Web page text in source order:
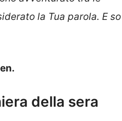
la Tua parola. E so
della sera